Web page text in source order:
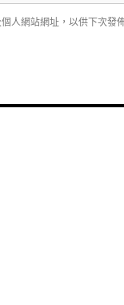
人網站網址，以供下次發